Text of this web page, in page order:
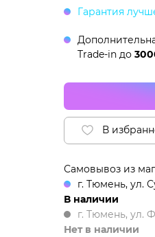
Гарантия
Trade-inдо
В
Самовывоз из
г. Тюмень, ул.
В наличии
г. Тюмень, ул.
Нет в наличии